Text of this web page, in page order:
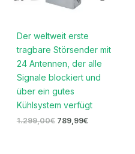
Der weltweit erste
tragbare Störsender mit
24 Antennen, der alle
Signale blockiert und
über ein gutes
Kühlsystem verfügt
1.299,00€ 789,99€